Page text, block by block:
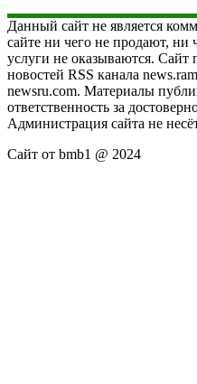
Данный сайт не является
сайте ни чего не продают, ни
услуги не оказываются. Сайт
новостей RSS канала
newsru.com. Материалы
ответственность за
Администрация сайта не
Сайт от bmb1 @ 2024